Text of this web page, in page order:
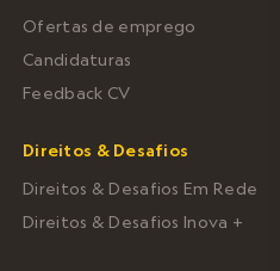
Ofertas de emprego
Candidaturas
Feedback CV
Direitos & Desafios
Direitos & Desafios Em Rede
Direitos & Desafios Inova +